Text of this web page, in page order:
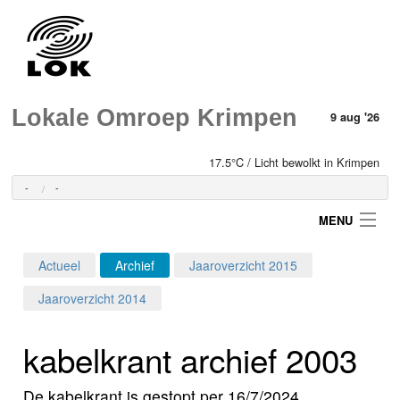
Lokale Omroep Krimpen 9 aug '26
17.5°C / Licht bewolkt in Krimpen
- -
MENU
Programma's
Actueel Archief
Jaaroverzicht 2015
Jaaroverzicht 2014
kabelkrant archief 2003